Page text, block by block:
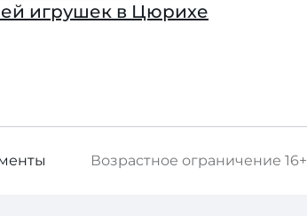
игрушек в Цюрихе
Возрастное ограничение 16+